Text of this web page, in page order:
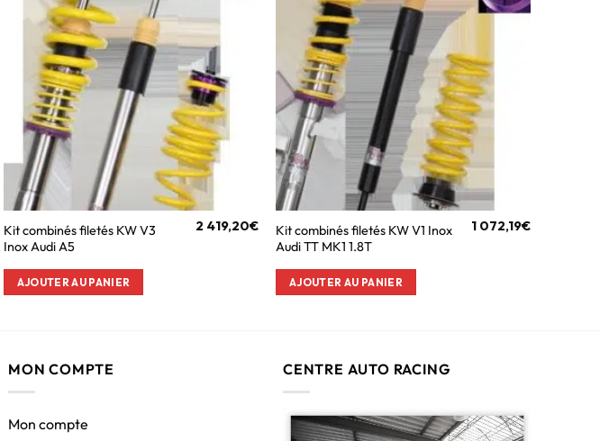
Kit combinés filetés KW V3
Inox Audi A5
2 419,20€
AJOUTER AU PANIER
Kit combinés filetés KW V1 Inox
Audi TT MK1 1.8T
1 072,19€
AJOUTER AU PANIER
MON COMPTE
Mon compte
CENTRE AUTO RACING